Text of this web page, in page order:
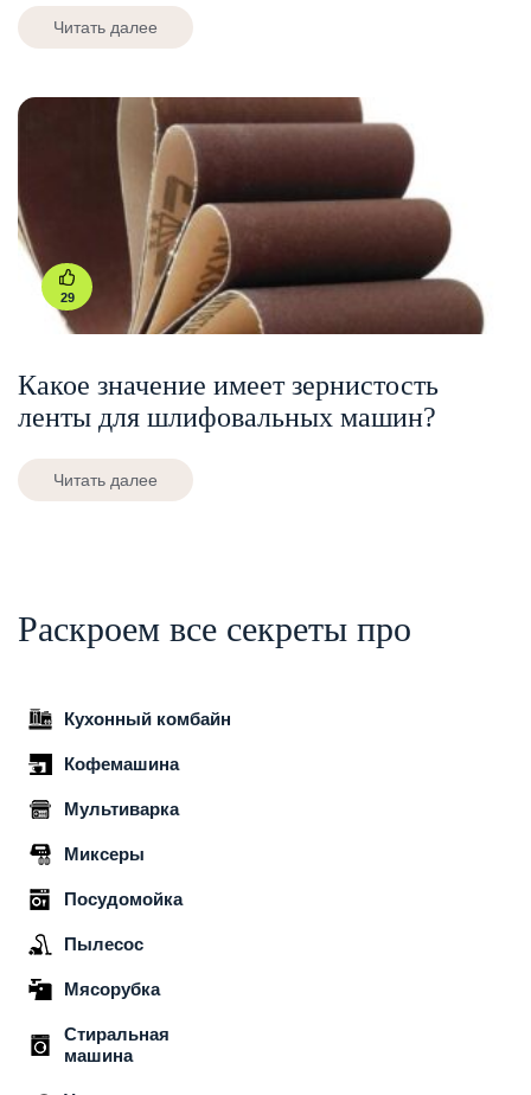
Читать далее
29
Какое значение имеет зернистость
ленты для шлифовальных машин?
Читать далее
Раскроем все секреты про
Кухонный комбайн
Кофемашина
Мультиварка
Миксеры
Посудомойка
Пылесос
Мясорубка
Стиральная
машина